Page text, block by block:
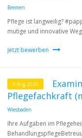
Bremen
Pflege ist langweilig?
mutige und innovative
Jetzt bewerben
4 Aug 2026
Pflegefachkraft
Wiesbaden
Ihre Aufgaben im